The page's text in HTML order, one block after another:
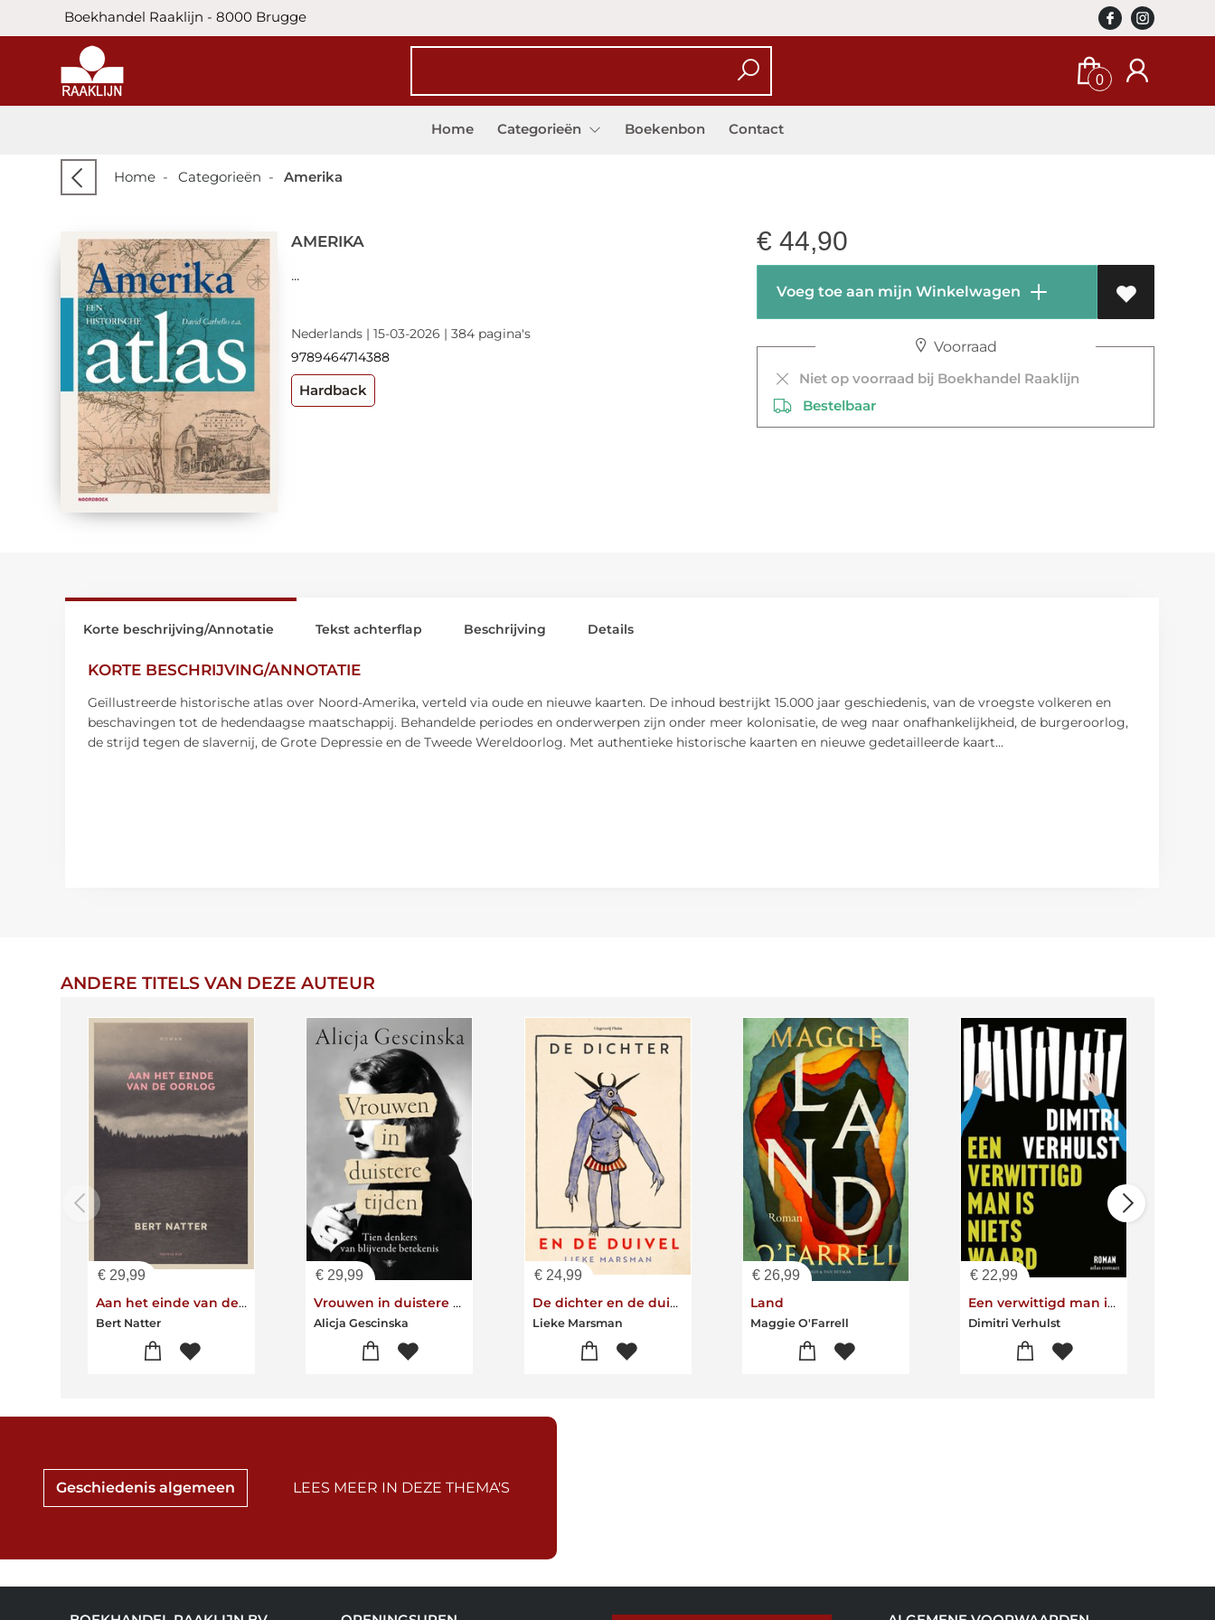
Boekhandel Raaklijn - 8000 Brugge
0
Home Categorieën Boekenbon Contact
Home - Categorieën - Amerika
AMERIKA
...
Nederlands | 15-03-2026 | 384 pagina's
9789464714388
Hardback
€ 44,90
Voeg toe aan mijn Winkelwagen
Voorraad
Niet op voorraad bij Boekhandel Raaklijn
Bestelbaar
Korte beschrijving/Annotatie
KORTE BESCHRIJVING/ANNOTATIE
Geïllustreerde historische atlas over Noord-Amerika, verteld via oude en nieuwe kaarten. De inhoud bestrijkt 15.000 jaar geschiedenis, van de vroegste volkeren en
beschavingen tot de hedendaagse maatschappij. Behandelde periodes en onderwerpen zijn onder meer kolonisatie, de weg naar onafhankelijkheid, de burgeroorlog,
de strijd tegen de slavernij, de Grote Depressie en de Tweede Wereldoorlog. Met authentieke historische kaarten en nieuwe gedetailleerde kaart...
Tekst achterflap Beschrijving Details
ANDERE TITELS VAN DEZE AUTEUR
€ 29,99
Aan het einde van de oorlog
Bert Natter
€ 29,99
Vrouwen in duistere tijden
Alicja Gescinska
€24,99
De dichter en de duivel
Lieke Marsman
€26,99
Land
Maggie O'Farrell
€ 22,99
Een verwittigd man is niets waard
Dimitri Verhulst
Geschiedenis algemeen LEES MEER IN DEZE THEMA'S